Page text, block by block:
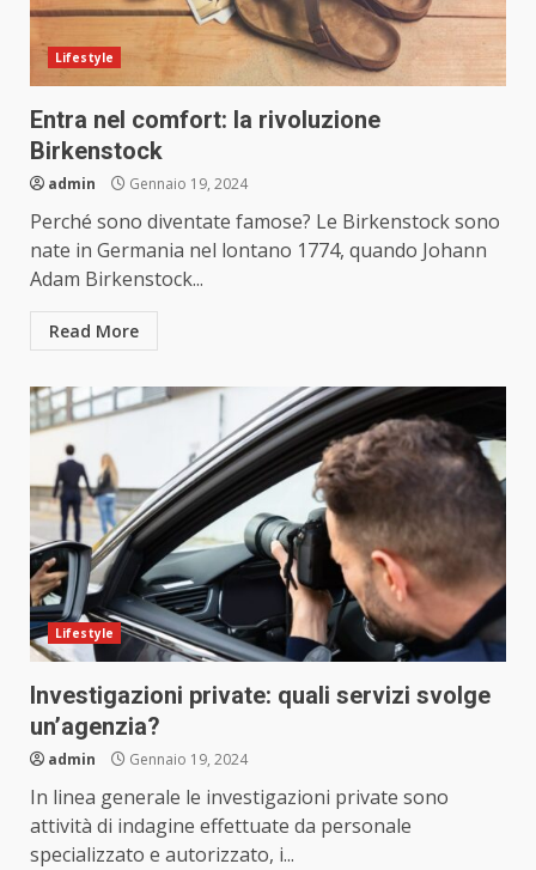
Lifestyle
Entra nel comfort: la rivoluzione
Birkenstock
admin Gennaio 19, 2024
Perché sono diventate famose? Le Birkenstock sono
nate in Germania nel lontano 1774, quando Johann
Adam Birkenstock...
Read More
Lifestyle
Investigazioni private: quali servizi svolge
un’agenzia?
admin Gennaio 19, 2024
In linea generale le investigazioni private sono
attività di indagine effettuate da personale
specializzato e autorizzato, i...